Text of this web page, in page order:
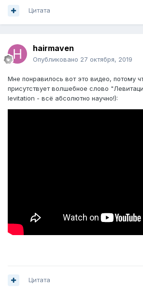
Цитата
hairmaven
Опубликовано 27 октября, 2019
Мне понравилось вот это видео, потому
присутствует волшебное слово
levitation - всё абсолютно научно!):
Цитата